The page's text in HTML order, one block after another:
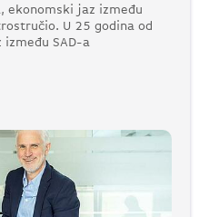
ekonomski jaz između
U 25 godina od
SAD-a